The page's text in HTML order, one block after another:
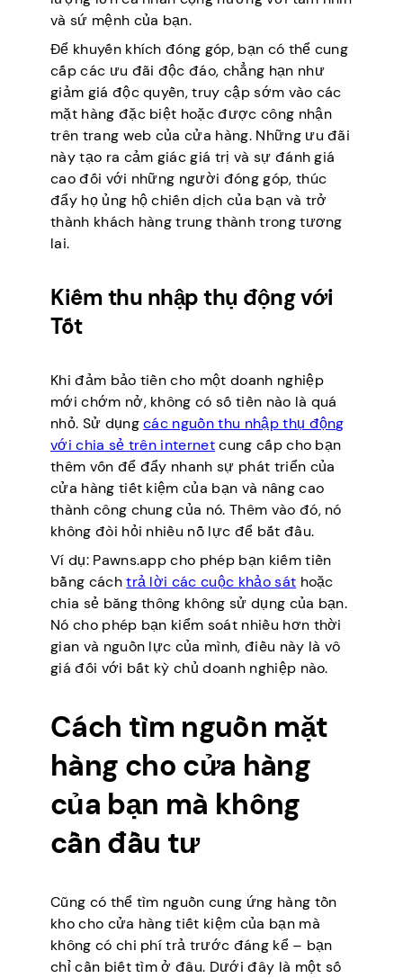
và sứ mệnh của bạn.
Để khuyến khích đóng góp, bạn có thể cung
cấp các ưu đãi độc đáo, chẳng hạn như
giảm giá độc quyền, truy cập sớm vào các
mặt hàng đặc biệt hoặc được công nhận
trên trang web của cửa hàng. Những ưu đãi
này tạo ra cảm giác giá trị và sự đánh giá
cao đối với những người đóng góp, thúc
đẩy họ ủng hộ chiến dịch của bạn và trở
thành khách hàng trung thành trong tương
lai.
Kiếm thu nhập thụ động với
Tốt
Khi đảm bảo tiền cho một doanh nghiệp
mới chớm nở, không có số tiền nào là quá
nhỏ. Sử dụngcác nguồn thu nhập thụ động
với chia sẻ trên internetcung cấp cho bạn
thêm vốn để đẩy nhanh sự phát triển của
cửa hàng tiết kiệm của bạn và nâng cao
thành công chung của nó. Thêm vào đó, nó
không đòi hỏi nhiều nỗ lực để bắt đầu.
Ví dụ: Pawns.app cho phép bạn kiếm tiền
bằng cáchtrả lời các cuộc khảo sát hoặc
chia sẻ băng thông không sử dụng của bạn.
Nó cho phép bạn kiểm soát nhiều hơn thời
gian và nguồn lực của mình, điều này là vô
giá đối với bất kỳ chủ doanh nghiệp nào.
Cách tìm nguồn mặt
hàng cho cửa hàng
của bạn mà không
cần đầu tư
Cũng có thể tìm nguồn cung ứng hàng tồn
kho cho cửa hàng tiết kiệm của bạn mà
không có chi phí trả trước đáng kể – bạn
chỉ cần biết tìm ở đâu. Dưới đây là một số